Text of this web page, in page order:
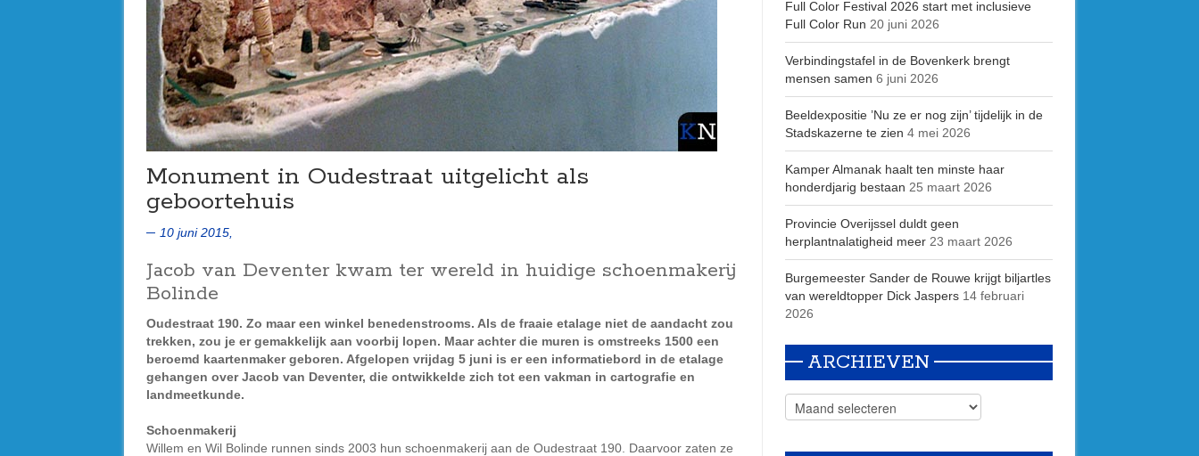
Monument in Oudestraat uitgelicht als
geboortehuis
10 juni 2015,
Jacob van Deventer kwam ter wereld in huidige schoenmakerij
Bolinde
Oudestraat 190. Zo maar een winkel benedenstrooms. Als de fraaie etalage niet de aandacht zou
trekken, zou je er gemakkelijk aan voorbij lopen. Maar achter die muren is omstreeks 1500 een
beroemd kaartenmaker geboren. Afgelopen vrijdag 5 juni is er een informatiebord in de etalage
gehangen over Jacob van Deventer, die ontwikkelde zich tot een vakman in cartografie en
landmeetkunde.
Schoenmakerij
Willem en Wil Bolinde runnen sinds 2003 hun schoenmakerij aan de Oudestraat 190. Daarvoor zaten ze
Full Color Festival 2026 start met inclusieve
Full Color Run 20 juni 2026
Verbindingstafel in de Bovenkerk brengt
mensen samen 6 juni 2026
Beeldexpositie ’Nu ze er nog zijn’ tijdelijk in de
Stadskazerne te zien 4 mei 2026
Kamper Almanak haalt ten minste haar
honderdjarig bestaan 25 maart 2026
Provincie Overijssel duldt geen
herplantnalatigheid meer 23 maart 2026
Burgemeester Sander de Rouwe krijgt biljartles
van wereldtopper Dick Jaspers 14 februari
2026
ARCHIEVEN